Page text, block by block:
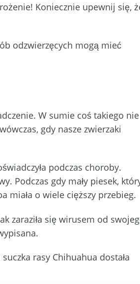
Koniecznie upewnij się,
odzwierzęcych mogą mieć
W sumie coś takiego nie
gdy nasze zwierzaki
podczas choroby.
Podczas gdy mały piesek,
miała o wiele cięższy przebieg.
zaraziła się wirusem od
rasy Chihuahua dostała